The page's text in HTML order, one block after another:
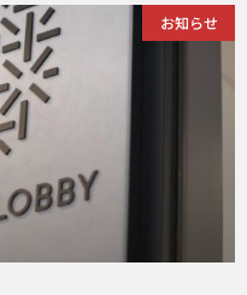
お知らせ